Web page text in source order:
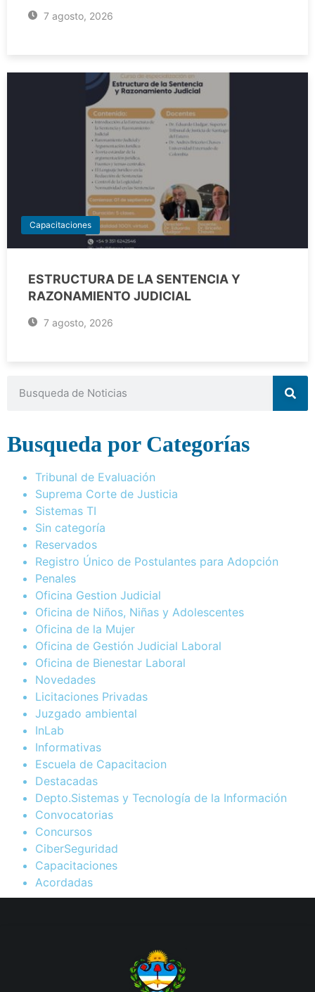
7 agosto, 2026
Capacitaciones
ESTRUCTURA DE LA SENTENCIA Y
RAZONAMIENTO JUDICIAL
7 agosto, 2026
Busqueda por Categorías
Tribunal de Evaluación
Suprema Corte de Justicia
Sistemas TI
Sin categoría
Reservados
Registro Único de Postulantes para Adopción
Penales
Oficina Gestion Judicial
Oficina de Niños, Niñas y Adolescentes
Oficina de la Mujer
Oficina de Gestión Judicial Laboral
Oficina de Bienestar Laboral
Novedades
Licitaciones Privadas
Juzgado ambiental
InLab
Informativas
Escuela de Capacitacion
Destacadas
Depto.Sistemas y Tecnología de la Información
Convocatorias
Concursos
CiberSeguridad
Capacitaciones
Acordadas